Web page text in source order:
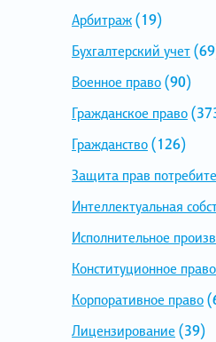
Арбитраж(19)
Бухгалтерский учет
Военное право(90)
Гражданское право
Гражданство(126)
Защита прав
Интеллектуальная
Исполнительное
Конституционное право
Корпоративное право
Лицензирование (39)